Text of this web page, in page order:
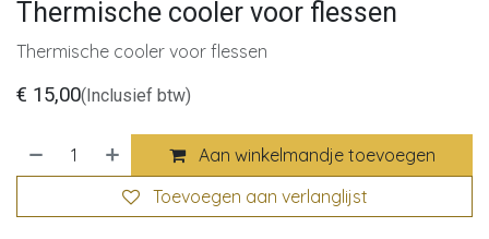
Thermische cooler voor flessen
Thermische cooler voor flessen
€ 15,00(Inclusief btw)
Aan winkelmandje toevoegen
Toevoegen aan verlanglijst